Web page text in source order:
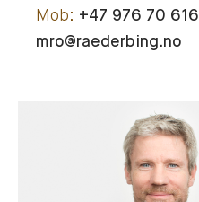
+47 976 70 616
mro@raederbing.no